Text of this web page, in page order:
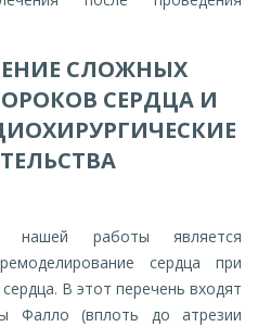
СЛОЖНЫХ
СЕРДЦА И
нашей работы является
сердца при
В этот перечень входят
Фалло (вплоть до атрезии